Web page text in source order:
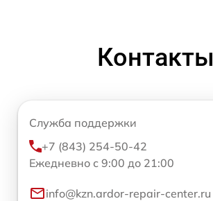
Контакты
Служба поддержки
+7 (843) 254-50-42
Ежедневно с 9:00 до 21:00
info@kzn.ardor-repair-center.ru